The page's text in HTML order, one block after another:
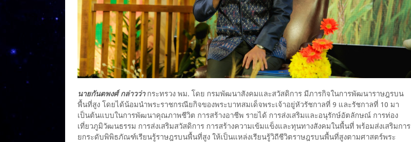
นายกันตพงศ์ กล่าวว่ากระทรวง พม. โดย กรมพัฒนาสังคมและสวัสดิการ มีภารกิจในการพัฒนาราษฎรบน
พื้นที่สูง โดยได้น้อมนำพระราชกรณียกิจของพระบาทสมเด็จพระเจ้าอยู่หัวรัชกาลที่ 9 และรัชกาลที่ 10 มา
เป็นต้นแบบในการพัฒนาคุณภาพชีวิต การสร้างอาชีพ รายได้ การส่งเสริมและอนุรักษ์อัตลักษณ์ การท่อง
เที่ยวภูมิวัฒนธรรม การส่งเสริมสวัสดิการ การสร้างความเข้มแข็งและทุนทางสังคมในพื้นที่ พร้อมส่งเสริมการ
ยกระดับพิพิธภัณฑ์เรียนรู้ราษฎรบนพื้นที่สูง ให้เป็นแหล่งเรียนรู้วิถีชีวิตราษฎรบนพื้นที่สูงตามศาสตร์พระ